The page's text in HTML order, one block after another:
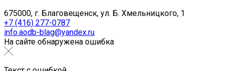
675000, г. Благовещенск, ул. Б. Хмельницкого, 1
+7 (416) 277-0787
info.aodb-blag@yandex.ru
На сайте обнаружена ошибка